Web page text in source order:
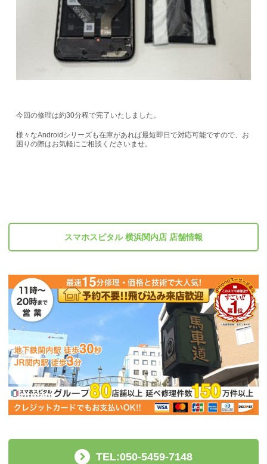
今回の修理は約30分程で完了いたしました。
様々なAndroidシリーズも在庫があれば最短即日で対応可能ですので、お
困りの際はお気軽にご相談くださいませ。
スマホスピタル 横浜関内店 店舗情報
TEL:050-5459-7148